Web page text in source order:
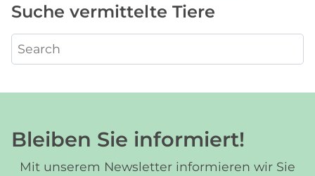
Suche vermittelte Tiere
Bleiben Sie informiert!
Mit unserem Newsletter informieren wir Sie